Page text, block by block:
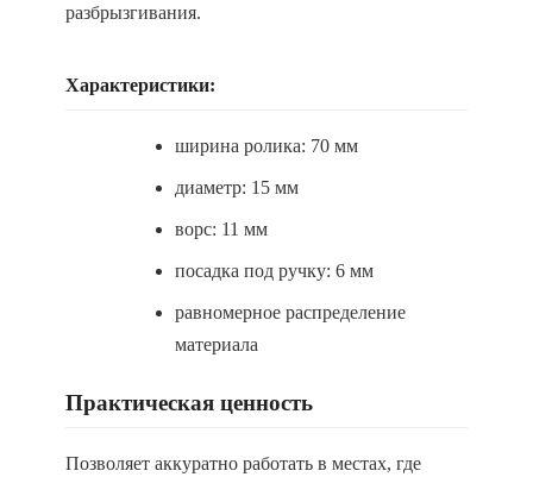
разбрызгивания.
Характеристики:
ширина ролика: 70 мм
диаметр: 15 мм
ворс: 11 мм
посадка под ручку: 6 мм
равномерное распределение
материала
Практическая ценность
Позволяет аккуратно работать в местах, где